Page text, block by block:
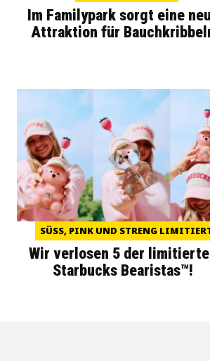
Im Familypark sorgt eine
Attraktion für
SÜSS, PINK UND STRENG LIMITIERT
Wir verlosen 5 der
Starbucks Bearistas™!